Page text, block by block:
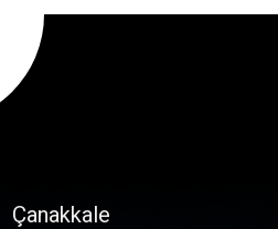
Çanakkale